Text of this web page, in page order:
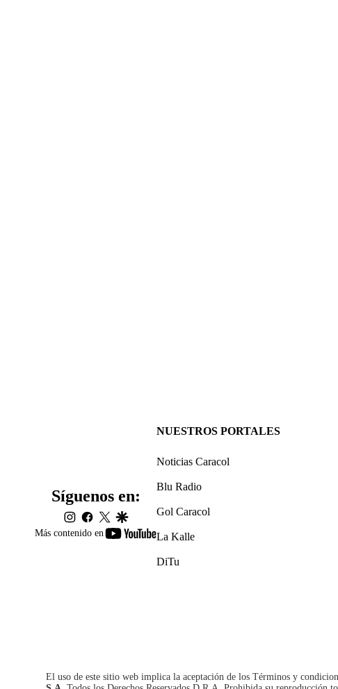
Más contenido en
youtube-
Síguenos en:
instagram
facebook
twittergoogle
NUESTROS PORTALES
Noticias Caracol
Blu Radio
Gol Caracol
La Kalle
DiTu
El uso de este sitio web implica la aceptación de los Términos y